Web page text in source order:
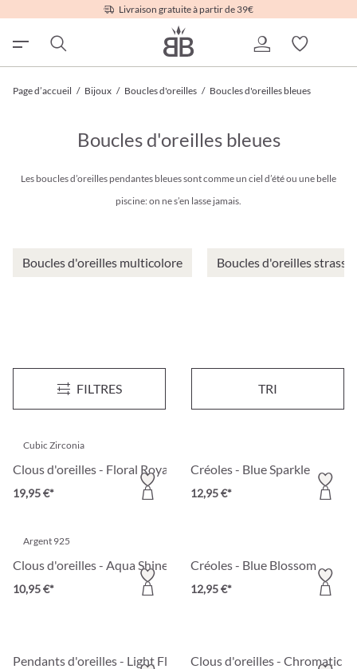
Livraison gratuite à partir de 39€
Page d’accueil / Bijoux / Boucles d'oreilles / Boucles d'oreilles bleues
Boucles d'oreilles bleues
Les boucles d’oreilles pendantes bleues sont comme un ciel d’été ou une belle
piscine: on ne s’en lasse jamais.
Boucles d'oreilles multicolore Boucles d'oreilles strass
FILTRES TRI
Clous d'oreilles - Round Jade Ensemble de clous d'oreilles -
Cubic Zirconia
Clous d'oreilles - Floral Royal
19,95 €*
Créoles - Blue Sparkle
12,95 €*
Argent 925
Clous d'oreilles - Aqua Shine
10,95 €*
Créoles - Blue Blossom
12,95 €*
Pendants d'oreilles - Light FlowersClous d'oreilles - Chromatic